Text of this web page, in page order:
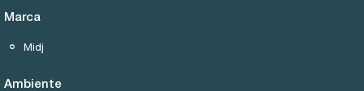
Marca
Midj
Ambiente